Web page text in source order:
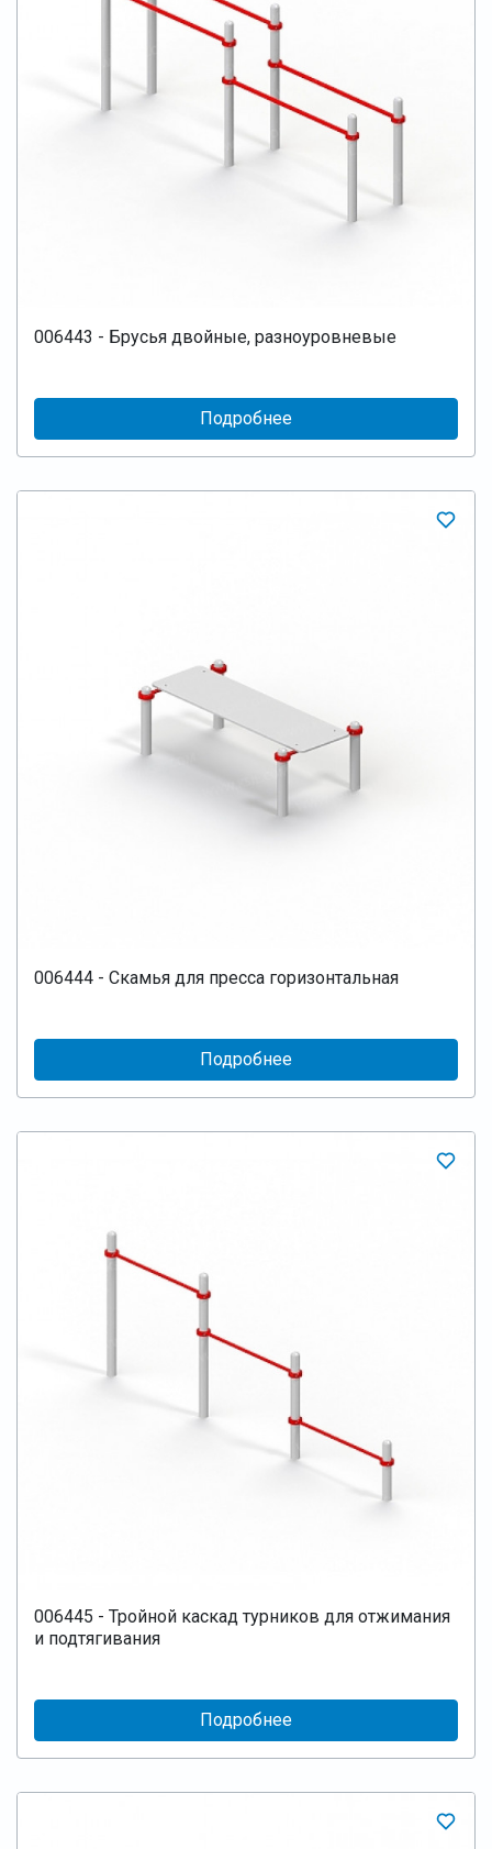
006443 - Брусья двойные, разноуровневые
Подробнее
006444 - Скамья для пресса горизонтальная
Подробнее
006445 - Тройной каскад турников для отжимания
и подтягивания
Подробнее